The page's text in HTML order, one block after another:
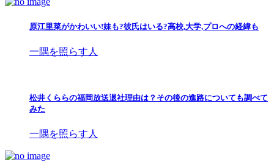
原江里菜がかわいい!妹も?彼氏はいる?高校,大学,プロへの経緯も
一隅を照らす人
松井くららの福岡放送退社理由は？その後の進路についても調べて
みた
一隅を照らす人